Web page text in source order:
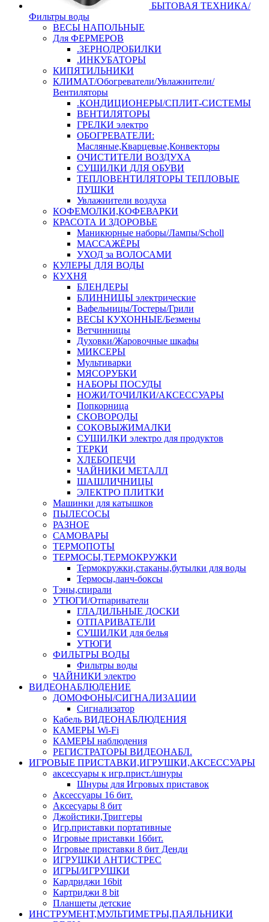
БЫТОВАЯ ТЕХНИКА/
Фильтры воды
ВЕСЫ НАПОЛЬНЫЕ
Для ФЕРМЕРОВ
.ЗЕРНОДРОБИЛКИ
.ИНКУБАТОРЫ
КИПЯТИЛЬНИКИ
КЛИМАТ/Обогреватели/Увлажнители/
Вентиляторы
.КОНДИЦИОНЕРЫ/СПЛИТ-СИСТЕМЫ
ВЕНТИЛЯТОРЫ
ГРЕЛКИ электро
ОБОГРЕВАТЕЛИ:
Масляные,Кварцевые,Конвекторы
ОЧИСТИТЕЛИ ВОЗДУХА
СУШИЛКИ ДЛЯ ОБУВИ
ТЕПЛОВЕНТИЛЯТОРЫ ТЕПЛОВЫЕ
ПУШКИ
Увлажнители воздуха
КОФЕМОЛКИ,КОФЕВАРКИ
КРАСОТА И ЗДОРОВЬЕ
Маникюрные наборы/Лампы/Scholl
МАССАЖЁРЫ
УХОД за ВОЛОСАМИ
КУЛЕРЫ ДЛЯ ВОДЫ
КУХНЯ
БЛЕНДЕРЫ
БЛИННИЦЫ электрические
Вафельницы/Тостеры/Грили
ВЕСЫ КУХОННЫЕ/Безмены
Ветчинницы
Духовки/Жаровочные шкафы
МИКСЕРЫ
Мультиварки
МЯСОРУБКИ
НАБОРЫ ПОСУДЫ
НОЖИ/ТОЧИЛКИ/АКСЕССУАРЫ
Попкорница
СКОВОРОДЫ
СОКОВЫЖИМАЛКИ
СУШИЛКИ электро для продуктов
ТЕРКИ
ХЛЕБОПЕЧИ
ЧАЙНИКИ МЕТАЛЛ
ШАШЛИЧНИЦЫ
ЭЛЕКТРО ПЛИТКИ
Машинки для катышков
ПЫЛЕСОСЫ
РАЗНОЕ
САМОВАРЫ
ТЕРМОПОТЫ
ТЕРМОСЫ,ТЕРМОКРУЖКИ
Термокружки,стаканы,бутылки для воды
Термосы,ланч-боксы
Тэны,спирали
УТЮГИ/Отпариватели
ГЛАДИЛЬНЫЕ ДОСКИ
ОТПАРИВАТЕЛИ
СУШИЛКИ для белья
УТЮГИ
ФИЛЬТРЫ ВОДЫ
Фильтры воды
ЧАЙНИКИ электро
ВИДЕОНАБЛЮДЕНИЕ
ДОМОФОНЫ/СИГНАЛИЗАЦИИ
Сигнализатор
Кабель ВИДЕОНАБЛЮДЕНИЯ
КАМЕРЫ Wi-Fi
КАМЕРЫ наблюдения
РЕГИСТРАТОРЫ ВИДЕОНАБЛ.
ИГРОВЫЕ ПРИСТАВКИ,ИГРУШКИ,АКСЕССУАРЫ
аксесcуары к игр.прист./шнуры
Шнуры для Игровых приставок
Аксессуары 16 бит.
Аксесуары 8 бит
Джойстики,Триггеры
Игр.приставки портативные
Игровые приставки 16бит.
Игровые приставки 8 бит Денди
ИГРУШКИ АНТИСТРЕС
ИГРЫ/ИГРУШКИ
Кардриджи 16bit
Картриджи 8 bit
Планшеты детские
ИНСТРУМЕНТ,МУЛЬТИМЕТРЫ,ПАЯЛЬНИКИ